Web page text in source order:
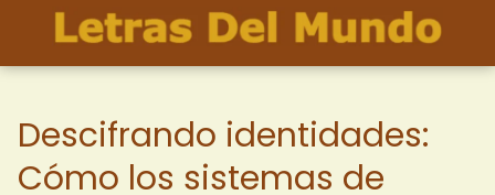
Descifrando identidades:
Cómo los sistemas de